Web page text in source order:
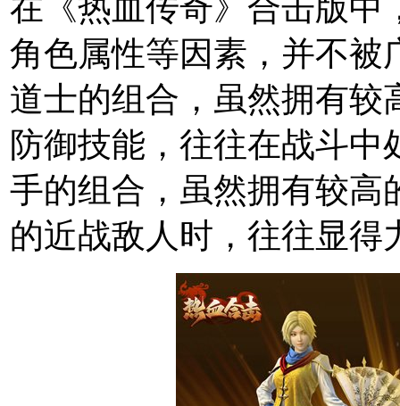
在《热血传奇》合击版中
角色属性等因素，并不被
道士的组合，虽然拥有较
防御技能，往往在战斗
手的组合，虽然拥有较高
的近战敌人时，往往显得